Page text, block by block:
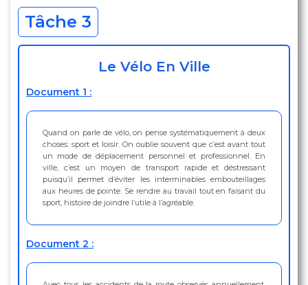
Tâche 3
Le Vélo En Ville
Document 1 :
Quand on parle de vélo, on pense systématiquement à deux
choses: sport et loisir. On oublie souvent que c’est avant tout
un mode de déplacement personnel et professionnel. En
ville, c’est un moyen de transport rapide et déstressant
puisqu’il permet d’éviter les interminables embouteillages
aux heures de pointe. Se rendre au travail tout en faisant du
sport, histoire de joindre l’utile à l’agréable.
Document 2 :